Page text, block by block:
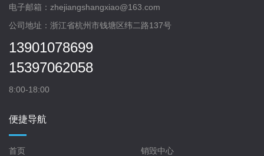
电子邮箱：zhejiangshangxiao@163.com
公司地址：浙江省杭州市钱塘区纬二路137号
13901078699
15397062058
8:00-18:00
便捷导航
首页
销毁中心